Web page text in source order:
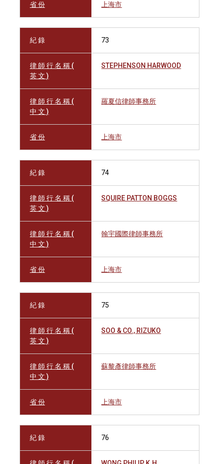
省 份 上海市
紀 錄 73
律 師 行 名 稱 (
英 文 )
STEPHENSON HARWOOD
律 師 行 名 稱 (
中 文 )
羅夏信律師事務所
省 份 上海市
紀 錄 74
律 師 行 名 稱 (
英 文 )
SQUIRE PATTON BOGGS
律 師 行 名 稱 (
中 文 )
翰宇國際律師事務所
省 份 上海市
紀 錄 75
律 師 行 名 稱 (
英 文 )
SOO & CO., RIZUKO
律 師 行 名 稱 (
中 文 )
蘇黎彥律師事務所
省 份 上海市
紀 錄 76